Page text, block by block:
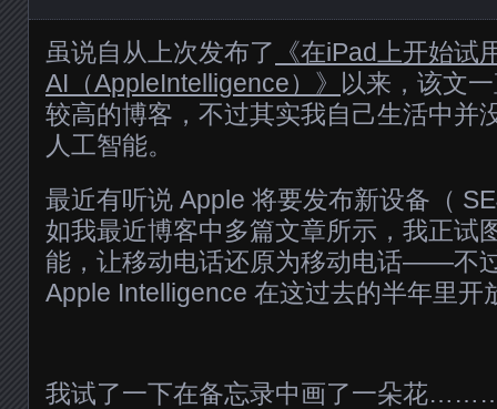
虽说自从上次发布了
《在iPad上开始试
AI（AppleIntelligence）》
以来，该文
较高的博客，不过其实我自己生活中并
人工智能。
最近有听说 Apple 将要发布新设备（
如我最近博客中多篇文章所示，我正试
能，让移动电话还原为移动电话——不
Apple Intelligence 在这过去的半年里开
我试了一下在备忘录中画了一朵花